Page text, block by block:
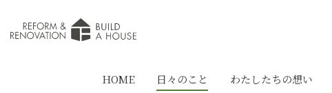
HOME 日々のこと わたしたちの想い